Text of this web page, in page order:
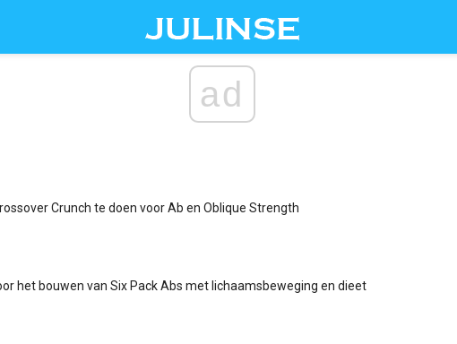
ad
Crunch te doen voor Ab en Oblique Strength
het bouwen van Six Pack Abs met lichaamsbeweging en dieet